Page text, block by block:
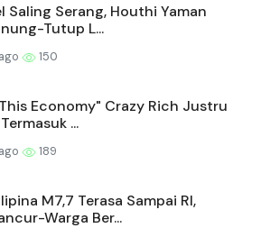
Saling Serang, Houthi Yaman
Tutup L...
150
Economy" Crazy Rich Justru
...
189
M7,7 Terasa Sampai RI,
Warga Ber...